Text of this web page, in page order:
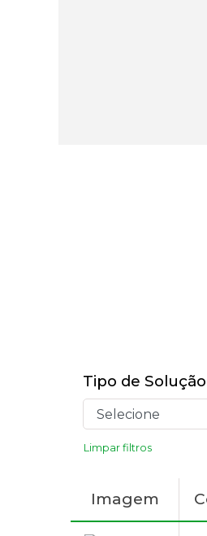
Tipo de Solução
Limpar filtros
Imagem